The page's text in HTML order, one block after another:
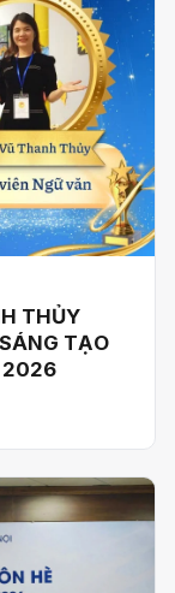
THỦY
TẠO
2026